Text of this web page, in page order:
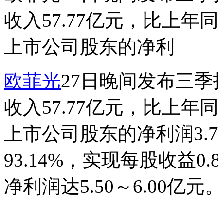
收入57.77亿元，比上年
上市公司股东的净利
欧菲光27日晚间发布三
收入57.77亿元，比上年
上市公司股东的净利润
93.14%，实现每股收益
净利润达5.50～6.00亿元